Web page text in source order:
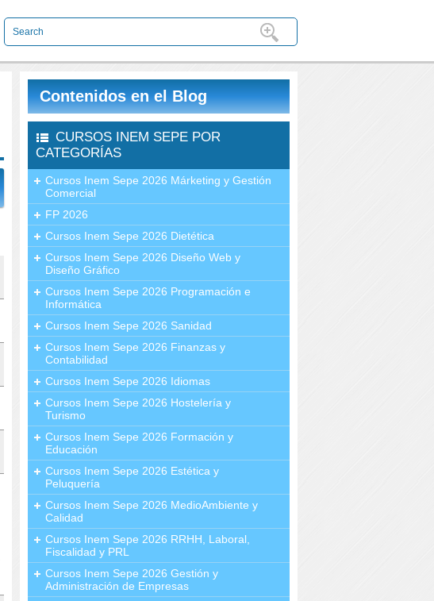
Contenidos en el Blog
CURSOS INEM SEPE POR
CATEGORÍAS
Cursos Inem Sepe 2026 Márketing y Gestión
Comercial
FP 2026
Cursos Inem Sepe 2026 Dietética
Cursos Inem Sepe 2026 Diseño Web y
Diseño Gráfico
Cursos Inem Sepe 2026 Programación e
Informática
Cursos Inem Sepe 2026 Sanidad
Cursos Inem Sepe 2026 Finanzas y
Contabilidad
Cursos Inem Sepe 2026 Idiomas
Cursos Inem Sepe 2026 Hostelería y
Turismo
Cursos Inem Sepe 2026 Formación y
Educación
Cursos Inem Sepe 2026 Estética y
Peluquería
Cursos Inem Sepe 2026 MedioAmbiente y
Calidad
Cursos Inem Sepe 2026 RRHH, Laboral,
Fiscalidad y PRL
Cursos Inem Sepe 2026 Gestión y
Administración de Empresas